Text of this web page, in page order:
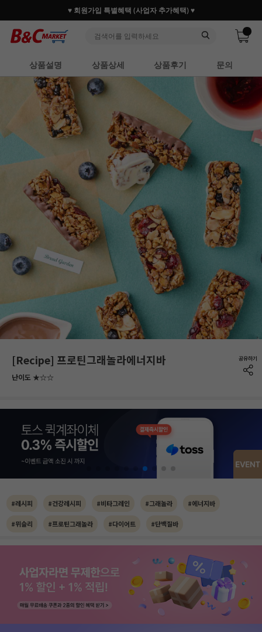
30만 홈베이커 1.2만 사업자가 즐겨찾는 마켓리더
상품설명 상품상세 상품후기 문의
[Recipe] 프로틴그래놀라에너지바
난이도 ★☆☆
#레시피 #건강레시피 #비타그레인 #그래놀라 #에너지바
#뮈슬리 #프로틴그래놀라 #다이어트 #단백질바